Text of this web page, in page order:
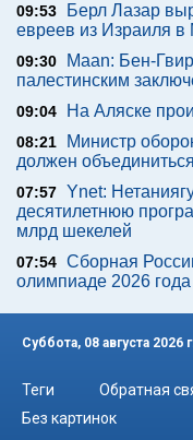
09:53
Берл Лазар
евреев из Израиля в
09:30
Maan: Бен-
палестинским
09:04 На Аляске
08:21
Министр
должен
07:57 Ynet:
десятилетнюю
млрд шекелей
07:54 Сборная
олимпиаде 2026 года
Суббота, 08 августа 2026
Теги Обратная
Без картинок